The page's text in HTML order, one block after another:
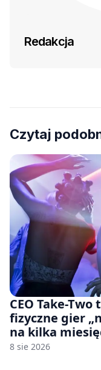
Redakcja
Czytaj
CEO Take-
fizyczne gier
na kilka
8 sie 2026